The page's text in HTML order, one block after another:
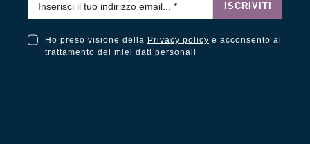
ISCRIVITI
Ho preso visione della Privacy policy e acconsento al
trattamento dei miei dati personali